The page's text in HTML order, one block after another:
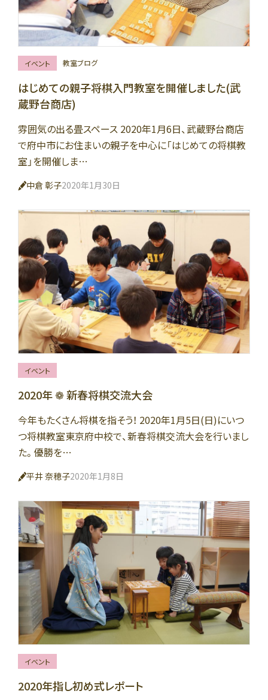
イベント 教室ブログ
はじめての親子将棋入門教室を開催しました(武
蔵野台商店)
雰囲気の出る畳スペース 2020年1月6日、武蔵野台商店
で府中市にお住まいの親子を中心に「はじめての将棋教
室」を開催しま…
中倉 彰子2020年1月30日
イベント
2020年 ❁ 新春将棋交流大会
今年もたくさん将棋を指そう！ 2020年1月5日(日)にいつ
つ将棋教室東京府中校で、新春将棋交流大会を行いまし
た。優勝を…
平井 奈穂子2020年1月8日
イベント
2020年指し初め式レポート